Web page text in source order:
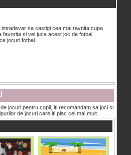
sa castigi cea mai ravnita cupa
favorita si vei juca acest joc de fotbal
jocuri fotbal.
jocuri pentru copii, iti recomandam sa joci si
de jocuri care iti plac cel mai mult.